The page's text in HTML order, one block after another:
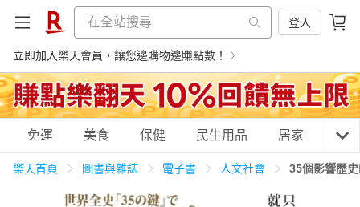
登入
立即加入樂天會員，讓您邊購物邊賺點數！
購物網分類
免運 美食 保健 民生用品 居家 3C
樂天首頁 圖書與雜誌 電子書 人文社會 35個影響歷